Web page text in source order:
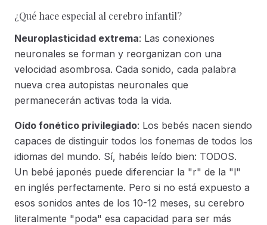
¿Qué hace especial al cerebro infantil?
Neuroplasticidad extrema: Las conexiones
neuronales se forman y reorganizan con una
velocidad asombrosa. Cada sonido, cada palabra
nueva crea autopistas neuronales que
permanecerán activas toda la vida.
Oído fonético privilegiado: Los bebés nacen siendo
capaces de distinguir todos los fonemas de todos los
idiomas del mundo. Sí, habéis leído bien: TODOS.
Un bebé japonés puede diferenciar la "r" de la "l"
en inglés perfectamente. Pero si no está expuesto a
esos sonidos antes de los 10-12 meses, su cerebro
literalmente "poda" esa capacidad para ser más